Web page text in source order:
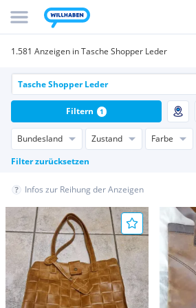
1.581 Anzeigen in Tasche Shopper Leder
Bundesland Zustand Farbe
Filter zurücksetzen
Filtern 1
Infos zur Reihung der Anzeigen